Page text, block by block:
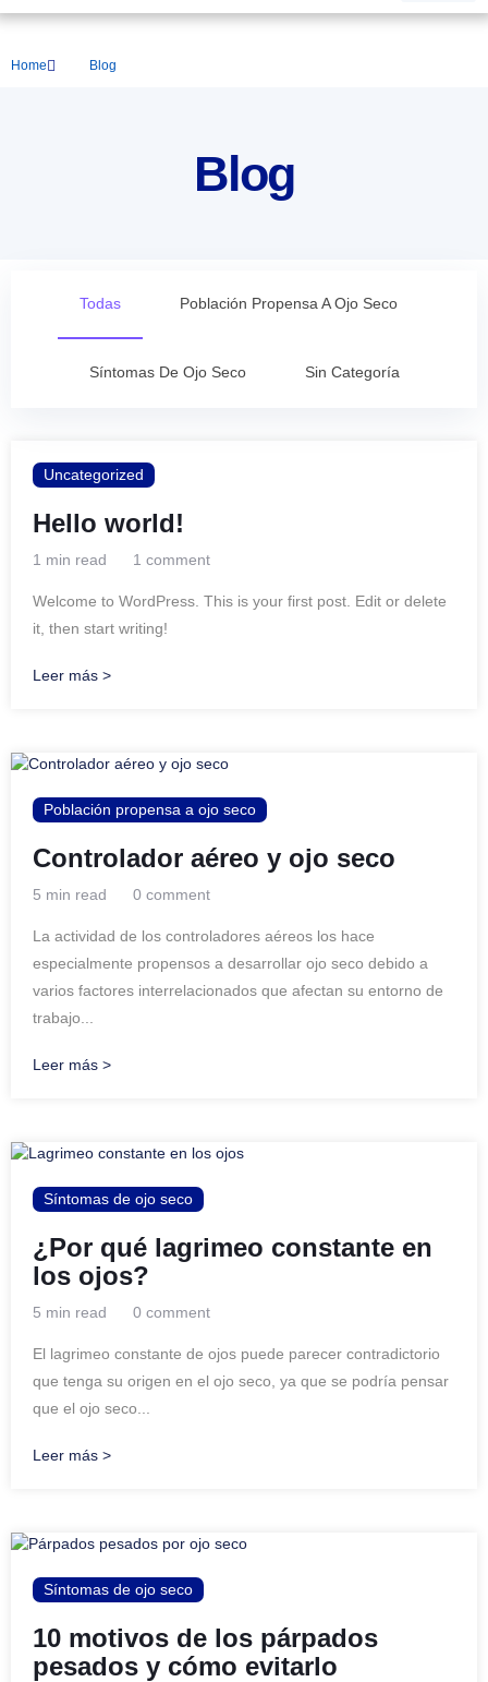
Home Blog
Blog
Todas Población Propensa A Ojo Seco
Síntomas De Ojo Seco Sin Categoría
Uncategorized
Hello world!
1 min read 1 comment
Welcome to WordPress. This is your first post. Edit or delete
it, then start writing!
Leer más >
Población propensa a ojo seco
Controlador aéreo y ojo seco
5 min read 0 comment
La actividad de los controladores aéreos los hace
especialmente propensos a desarrollar ojo seco debido a
varios factores interrelacionados que afectan su entorno de
trabajo...
Leer más >
Síntomas de ojo seco
¿Por qué lagrimeo constante en
los ojos?
5 min read 0 comment
El lagrimeo constante de ojos puede parecer contradictorio
que tenga su origen en el ojo seco, ya que se podría pensar
que el ojo seco...
Leer más >
Síntomas de ojo seco
10 motivos de los párpados
pesados y cómo evitarlo